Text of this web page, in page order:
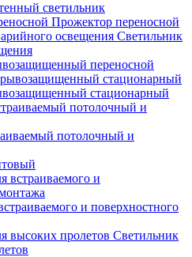
светильник
Прожектор переносной
Светильник
переносной
стационарный
потолочный и
и поверхностного
Светильник